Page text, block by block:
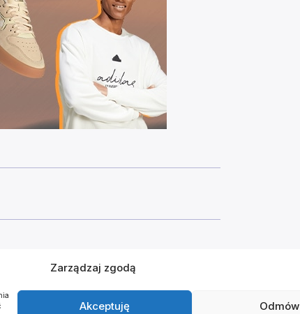
Zarządzaj zgodą
Akceptuję Odmów